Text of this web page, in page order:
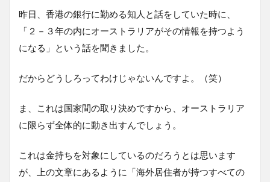
昨日、香港の銀行に勤める知人と話をしていた時に、
「２－３年の内にオーストラリアがその情報を持つよう
になる」という話を聞きました。
だからどうしろってわけじゃないんですよ。（笑）
ま、これは国家間の取り決めですから、オーストラリア
に限らず全体的に動き出すんでしょう。
これは金持ちを対象にしているのだろうとは思います
が、上の文章にあるように「海外居住者が持つすべての